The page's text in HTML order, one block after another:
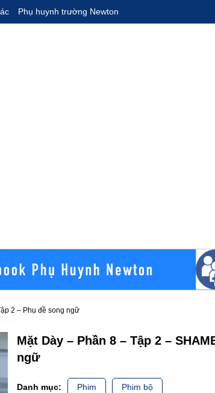
Phụ huynh trường Newton
2 – Phụ đề song ngữ
Mặt Dày – Phần 8 – Tập 2 –
ngữ
Danh mục: Phim Phim bộ